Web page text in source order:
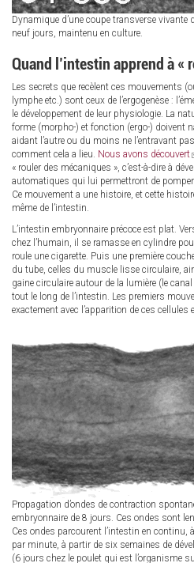
Dynamique d’une coupe transverse vivante
neuf jours, maintenu en culture.
Quand l’intestin apprend à «
Les secrets que recèlent ces mouvements
lymphe etc.) sont ceux de l’ergogenèse :
le développement de leur physiologie. La
forme (morpho-) et fonction (ergo-) doivent
aidant l’autre ou du moins ne l’entravant
comment cela a lieu. Nous avons découvert
« rouler des mécaniques », c’est-à-dire à
automatiques qui lui permettront de
Ce mouvement a une histoire, et cette
même de l’intestin.
L’intestin embryonnaire précoce est plat.
chez l’humain, il se ramasse en cylindre
roule une cigarette. Puis une première
du tube, celles du muscle lisse circulaire,
gaine circulaire autour de la lumière (le
tout le long de l’intestin. Les premiers
exactement avec l’apparition de ces cellules
Propagation d’ondes de contraction
embryonnaire de 8 jours. Ces ondes sont
Ces ondes parcourent l’intestin en continu,
par minute, à partir de six semaines de
(6 jours chez le poulet qui est l’organisme